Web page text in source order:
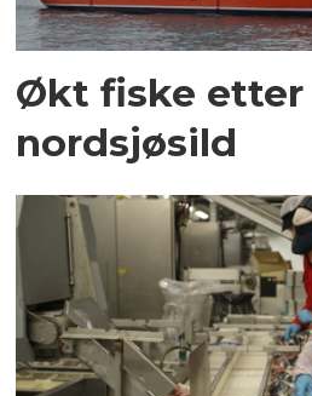
Økt fiske etter
nordsjøsild